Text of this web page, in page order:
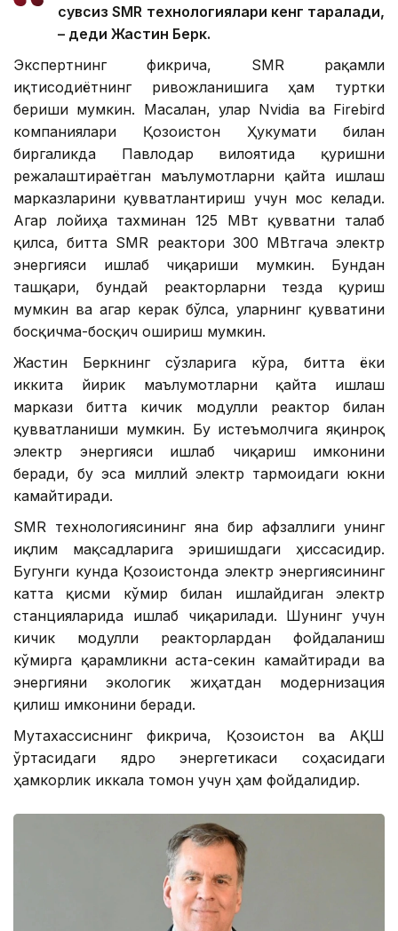
сувсиз SMR технологиялари кенг тарқалади,
– деди Жастин Берк.
Экспертнинг фикрича, SMR рақамли
иқтисодиётнинг ривожланишига ҳам туртки
бериши мумкин. Масалан, улар Nvidia ва Firebird
компаниялари Қозоғистон Ҳукумати билан
биргаликда Павлодар вилоятида қуришни
режалаштираётган маълумотларни қайта ишлаш
марказларини қувватлантириш учун мос келади.
Агар лойиҳа тахминан 125 МВт қувватни талаб
қилса, битта SMR реактори 300 МВтгача электр
энергияси ишлаб чиқариши мумкин. Бундан
ташқари, бундай реакторларни тезда қуриш
мумкин ва агар керак бўлса, уларнинг қувватини
босқичма-босқич ошириш мумкин.
Жастин Беркнинг сўзларига кўра, битта ёки
иккита йирик маълумотларни қайта ишлаш
маркази битта кичик модулли реактор билан
қувватланиши мумкин. Бу истеъмолчига яқинроқ
электр энергияси ишлаб чиқариш имконини
беради, бу эса миллий электр тармоғидаги юкни
камайтиради.
SMR технологиясининг яна бир афзаллиги унинг
иқлим мақсадларига эришишдаги ҳиссасидир.
Бугунги кунда Қозоғистонда электр энергиясининг
катта қисми кўмир билан ишлайдиган электр
станцияларида ишлаб чиқарилади. Шунинг учун
кичик модулли реакторлардан фойдаланиш
кўмирга қарамликни аста-секин камайтиради ва
энергияни экологик жиҳатдан модернизация
қилиш имконини беради.
Мутахассиснинг фикрича, Қозоғистон ва АҚШ
ўртасидаги ядро энергетикаси соҳасидаги
ҳамкорлик иккала томон учун ҳам фойдалидир.